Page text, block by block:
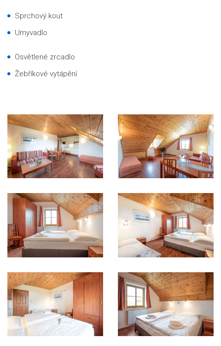
Sprchový kout
Umyvadlo
Osvětlené zrcadlo
Žebříkové vytápění